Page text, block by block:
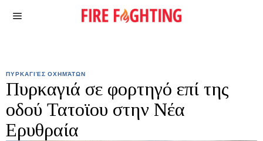
ΠΥΡΚΑΓΙΈΣ ΟΧΗΜΆΤΩΝ
Πυρκαγιά σε φορτηγό επί της
οδού Τατοϊου στην Νέα
Ερυθραία